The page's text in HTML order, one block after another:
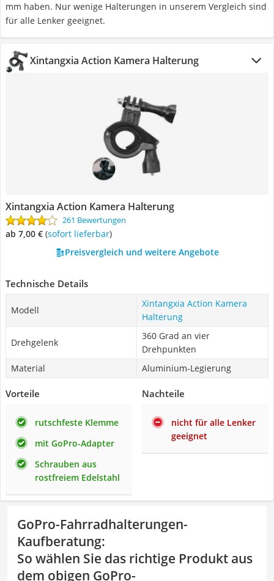
mm haben. Nur wenige Halterungen in unserem Vergleich sind
für alle Lenker geeignet.
Xintangxia Action Kamera Halterung
Xintangxia Action Kamera Halterung
261 Bewertungen
ab 7,00 € ( Sofort lieferbar)
Preisvergleich und weitere Angebote
Technische Details
Modell
Xintangxia Action Kamera
Halterung
Drehgelenk
360 Grad an vier
Drehpunkten
Material
Aluminium-Legierung
Vorteile
rutschfeste Klemme
mit GoPro-Adapter
Schrauben aus
rostfreiem Edelstahl
Nachteile
nicht für alle Lenker
geeignet
GoPro-Fahrradhalterungen-
Kaufberatung:
So wählen Sie das richtige Produkt aus
dem obigen GoPro-